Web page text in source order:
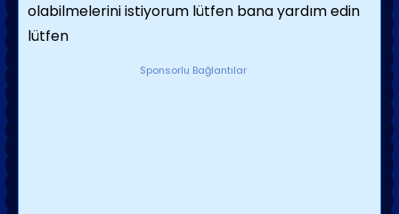
olabilmelerini istiyorum lütfen bana yardım edin
lütfen
Sponsorlu Bağlantılar